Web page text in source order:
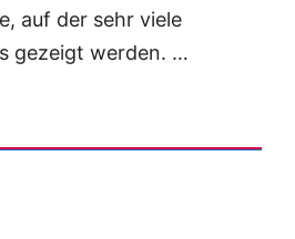
auf der sehr viele
gezeigt werden. …